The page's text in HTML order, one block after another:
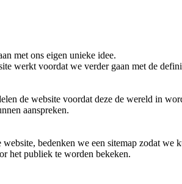
met ons eigen unieke idee.
werkt voordat we verder gaan met de
de website voordat deze de wereld in
aanspreken.
bedenken we een sitemap zodat we
het publiek te worden bekeken.